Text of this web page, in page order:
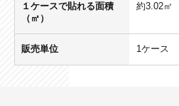
１ケースで貼れる面積
（㎡）
約3.02㎡
販売単位 1ケース